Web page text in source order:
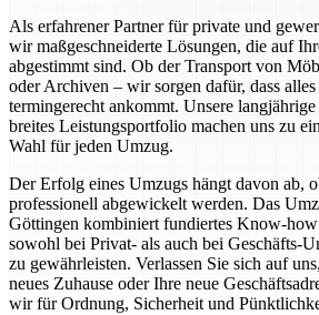
Als erfahrener Partner für private und
wir maßgeschneiderte Lösungen, die auf
abgestimmt sind. Ob der Transport von
oder Archiven – wir sorgen dafür, dass
termingerecht ankommt. Unsere
breites Leistungsportfolio machen uns zu
Wahl für jeden Umzug.
Der Erfolg eines Umzugs hängt davon ab,
professionell abgewickelt werden. Das
Göttingen kombiniert fundiertes Know-
sowohl bei Privat- als auch bei Geschäfts-
zu gewährleisten. Verlassen Sie sich auf
neues Zuhause oder Ihre neue
wir für Ordnung, Sicherheit und